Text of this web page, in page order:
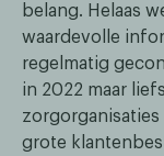
belang. Helaas
waardevolle
regelmatig
in 2022 maar
zorgorganisaties
grote